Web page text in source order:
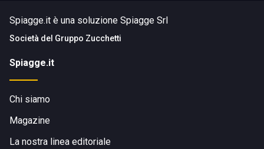
Spiagge.it è una soluzione Spiagge Srl
Società del Gruppo Zucchetti
Spiagge.it
Chi siamo
Magazine
La nostra linea editoriale